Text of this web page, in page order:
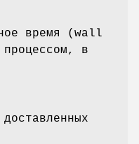
время (wall
в